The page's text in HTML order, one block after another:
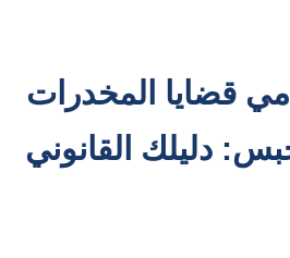
قضايا المخدرات
دليلك القانوني